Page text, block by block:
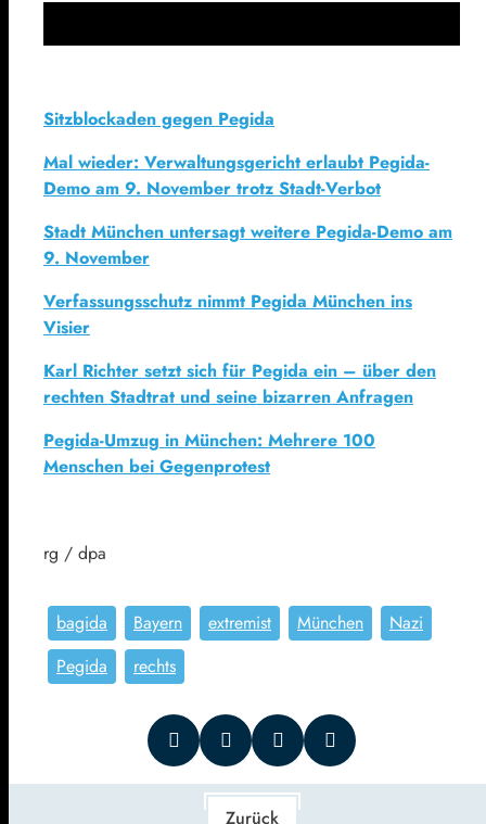
Sitzblockaden gegen Pegida
Mal wieder: Verwaltungsgericht erlaubt Pegida-
Demo am 9. November trotz Stadt-Verbot
Stadt München untersagt weitere Pegida-Demo am
9. November
Verfassungsschutz nimmt Pegida München ins
Visier
Karl Richter setzt sich für Pegida ein – über den
rechten Stadtrat und seine bizarren Anfragen
Pegida-Umzug in München: Mehrere 100
Menschen bei Gegenprotest
rg / dpa
bagida Bayern extremist München
Nazi
Pegida
rechts
Zurück